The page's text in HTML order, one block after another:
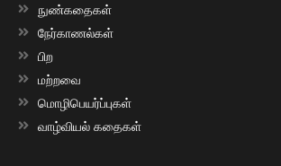
நுண்கதைகள்
நேர்காணல்கள்
பிற
மற்றவை
மொழிபெயர்ப்புகள்
வாழ்வியல் கதைகள்